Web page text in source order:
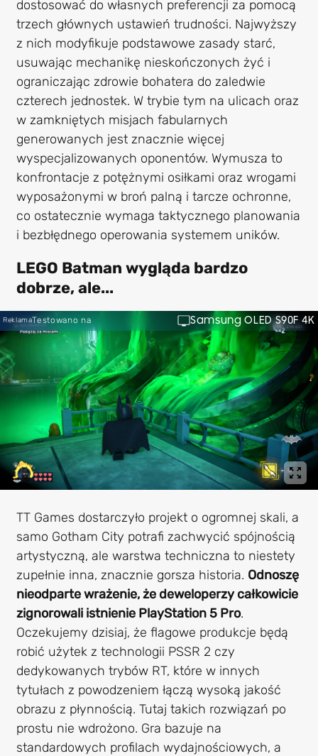
dostosować do własnych preferencji za pomocą
trzech głównych ustawień trudności. Najwyższy
z nich modyfikuje podstawowe zasady starć,
usuwając mechanikę nieskończonych żyć i
ograniczając zdrowie bohatera do zaledwie
czterech jednostek. W trybie tym na ulicach oraz
w zamkniętych misjach fabularnych
generowanych jest znacznie więcej
wyspecjalizowanych oponentów. Wymusza to
konfrontacje z potężnymi osiłkami oraz wrogami
wyposażonymi w broń palną i tarcze ochronne,
co ostatecznie wymaga taktycznego planowania
i bezbłędnego operowania systemem uników.
LEGO Batman wygląda bardzo
dobrze, ale...
Testowano na Samsung OLED S90F 4K
Reklama
TT Games dostarczyło projekt o ogromnej skali, a
samo Gotham City potrafi zachwycić spójnością
artystyczną, ale warstwa techniczna to niestety
zupełnie inna, znacznie gorsza historia. Odnoszę
nieodparte wrażenie, że deweloperzy całkowicie
zignorowali istnienie PlayStation 5 Pro.
Oczekujemy dzisiaj, że flagowe produkcje będą
robić użytek z technologii PSSR 2 czy
dedykowanych trybów RT, które w innych
tytułach z powodzeniem łączą wysoką jakość
obrazu z płynnością. Tutaj takich rozwiązań po
prostu nie wdrożono. Gra bazuje na
standardowych profilach wydajnościowych, a